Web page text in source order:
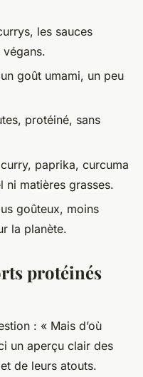
les sauces
goût umami, un peu
protéiné, sans
paprika, curcuma
ni matières grasses.
goûteux, moins
la planète.
protéinés
: « Mais d’où
un aperçu clair des
de leurs atouts.